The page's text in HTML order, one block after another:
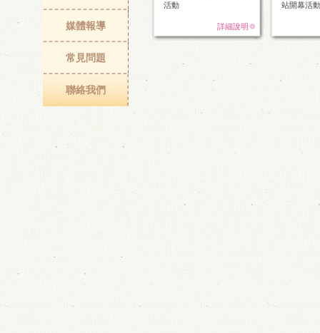
媒體報導
常見問題
聯絡我們
活動
詳細說明
站開幕活動